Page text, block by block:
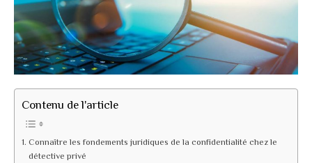
Contenu de l'article
Connaître les fondements juridiques de la confidentialité chez le
détective privé